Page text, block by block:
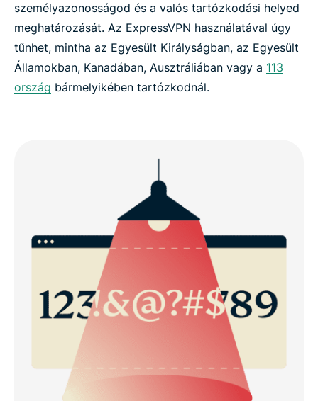
személyazonosságod és a valós tartózkodási helyed
meghatározását. Az ExpressVPN használatával úgy
tűnhet, mintha az Egyesült Királyságban, az Egyesült
Államokban, Kanadában, Ausztráliában vagy a 113
ország bármelyikében tartózkodnál.